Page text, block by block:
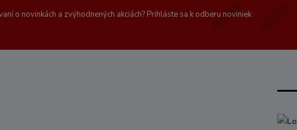
o novinkách a zvýhodnených akciách? Prihláste sa k odberu noviniek